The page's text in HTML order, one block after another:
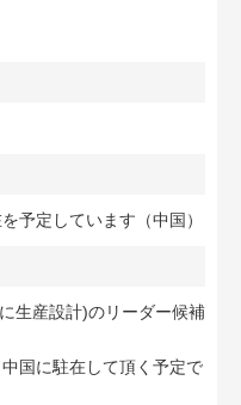
予定しています（中国）
生産設計)のリーダー候補
国に駐在して頂く予定で